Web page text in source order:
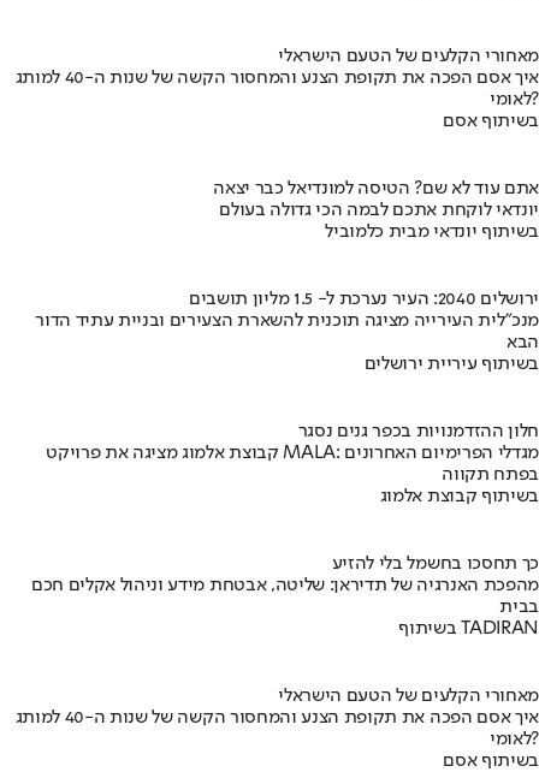
מאחורי הקלעים של הטעם הישראלי
איך אסם הפכה את תקופת הצנע והמחסור הקשה של שנות ה-40 למותג
לאומי?
בשיתוף אסם
אתם עוד לא שם? הטיסה למונדיאל כבר יצאה
יונדאי לוקחת אתכם לבמה הכי גדולה בעולם
בשיתוף יונדאי מבית כלמוביל
ירושלים 2040: העיר נערכת ל- 1.5 מליון תושבים
מנכ"לית העירייה מציגה תוכנית להשארת הצעירים ובניית עתיד הדור
הבא
בשיתוף עיריית ירושלים
חלון ההזדמנויות בכפר גנים נסגר
קבוצת אלמוג מציגה את פרויקט MALA: מגדלי הפרימיום האחרונים
בפתח תקווה
בשיתוף קבוצת אלמוג
כך תחסכו בחשמל בלי להזיע
מהפכת האנרגיה של תדיראן: שליטה, אבטחת מידע וניהול אקלים חכם
בבית
בשיתוף TADIRAN
מאחורי הקלעים של הטעם הישראלי
איך אסם הפכה את תקופת הצנע והמחסור הקשה של שנות ה-40 למותג
לאומי?
בשיתוף אסם